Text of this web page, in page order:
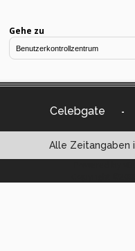
Gehe zu
Celebgate -
Alle Zeitangaben